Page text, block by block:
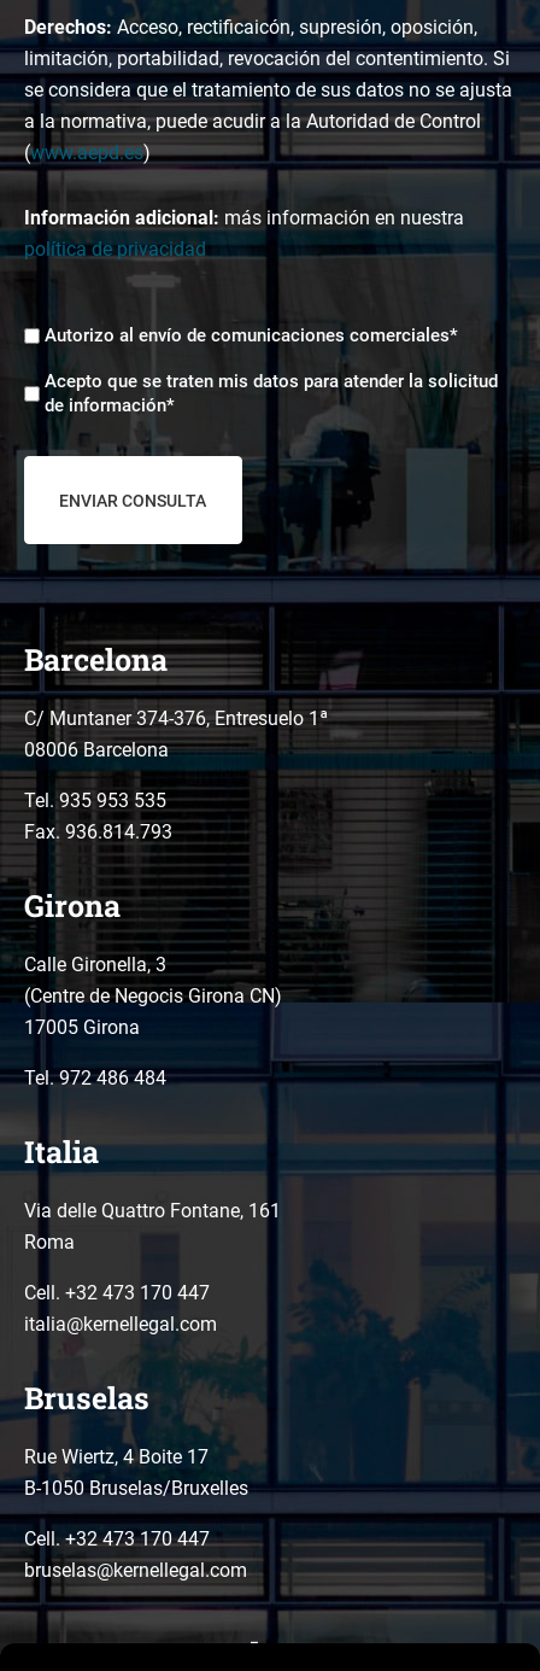
Derechos: Acceso, rectificaicón, supresión, oposición,
limitación, portabilidad, revocación del contentimiento. Si
se considera que el tratamiento de sus datos no se ajusta
a la normativa, puede acudir a la Autoridad de Control
(www.aepd.es)
Información adicional: más información en nuestra
política de privacidad
Envíos
Autorizo al envío de comunicaciones comerciales*
Aceptación
tratamiento
datos
Acepto que se traten mis datos para atender la solicitud
de información*
Barcelona
C/ Muntaner 374-376, Entresuelo 1ª
08006 Barcelona
Tel. 935 953 535
Fax. 936.814.793
Girona
Calle Gironella, 3
(Centre de Negocis Girona CN)
17005 Girona
Tel.972 486 484
Italia
Via delle Quattro Fontane, 161
Roma
Cell. +32 473 170 447
italia@kernellegal.com
Bruselas
Rue Wiertz, 4 Boite 17
B-1050 Bruselas/Bruxelles
Cell. +32 473 170 447
bruselas@kernellegal.com